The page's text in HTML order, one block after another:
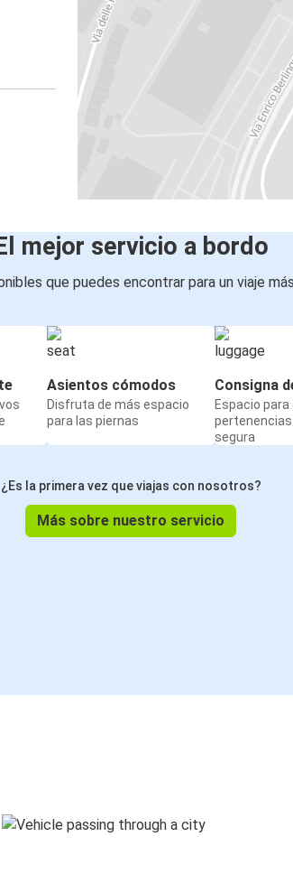
mejor servicio a bordo
que puedes encontrar para un viaje
Asientos cómodos
Disfruta de más espacio
para las piernas
Consigna
Espacio
segura
¿Es la primera vez que viajas con nosotros?
Más sobre nuestro servicio